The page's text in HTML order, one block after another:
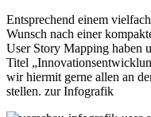
Entsprechend einem
Wunsch nach einer
User Story Mapping haben
Titel
wir hiermit gerne allen an
stellen. zur Infografik